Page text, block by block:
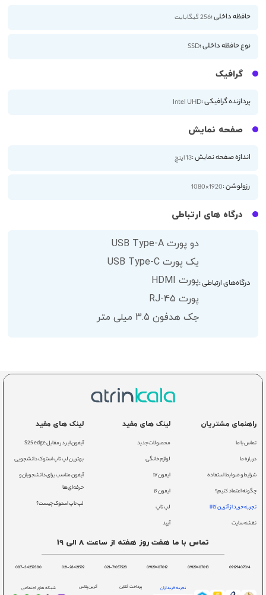
حافظه داخلی :256 گیگابایت
نوع حافظه داخلی :SSD
گرافیک
پردازنده گرافیکی :Intel UHD
صفحه نمایش
اندازه صفحه نمایش :13 اینچ
رزولوشن :1920×1080
درگاه های ارتباطی
درگاه‌های ارتباطی :
دو پورت USB Type-A
یک پورت USB Type-C
پورت HDMI
پورت RJ-45
جک هدفون 3.5 میلی متر
راهنمای مشتریان
تماس با ما
درباره ما
شرایط و ضوابط استفاده
چگونه اعتماد کنیم؟
تجربه خرید از آترین کالا
نقشه سایت
لینک های مفید
محصولات جدید
لوازم خانگی
ایفون ۱۷
ایفون ۱۶
لپ تاپ
آیپد
لینک های مفید
آیفون ایر در مقابل S25 edge
بهترین لپ تاپ استوک دانشجویی
آیفون مناسب برای دانشجویان و
حرفه‌ای‌ها
لپ تاپ استوک چیست؟
تماس با ما هفت روز هفته از ساعت 8 الی 19
09129407014
09129407013
09129407012
021-71057528
021-28421592
087-34259380
تجربه خریداران پرداخت آنلاین آترین پلاس شبکه های اجتماعی